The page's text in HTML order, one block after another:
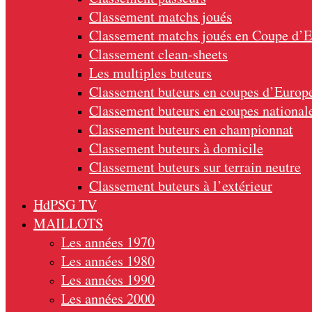
Classement matchs joués
Classement matchs joués en Coupe
Classement clean-sheets
Les multiples buteurs
Classement buteurs en coupes
Classement buteurs en coupes
Classement buteurs en championnat
Classement buteurs à domicile
Classement buteurs sur terrain neutre
Classement buteurs à l’extérieur
HdPSG TV
MAILLOTS
Les années 1970
Les années 1980
Les années 1990
Les années 2000